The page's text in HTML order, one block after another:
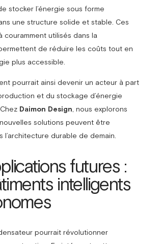
stocker l’énergie sous forme
une structure solide et stable. Ces
couramment utilisés dans la
de réduire les coûts tout en
plus accessible.
pourrait ainsi devenir un acteur à part
et du stockage d’énergie
Daimon Design , nous explorons
solutions peuvent être
l’architecture durable de demain.
futures :
intelligents
pourrait révolutionner